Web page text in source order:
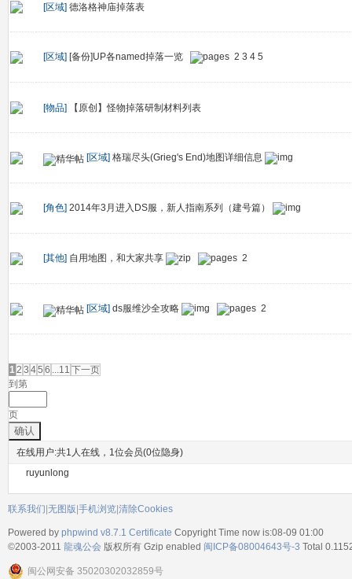
[区域] 德洛格神庙掉落表
[区域] [备份]UP各named掉落一览 2 3 4 5
[物品] 【原创】怪物掉落研制材料列表
[区域] 格瑞尽头(Grieg's End)地图详细信息
[角色] 2014年3月进入DS服，新人指南系列（建号篇）
[其他] 自用地图，和大家共享 2
[区域] ds服维沙全攻略 2
12 3 45 6 ...11 下一页
到第
页
确认
在线用户:共1人在线，1位会员(0位隐身)
ruyunlong
联系我们|无图版|手机浏览|清除Cookies
Powered by phpwind v8.7.1 Certificate Copyright Time now is:08-09 01:00
©2003-2011 龍魂公会 版权所有 Gzip enabled 闽ICP备08004643号-3 Total
闽公网安备 35020302032859号